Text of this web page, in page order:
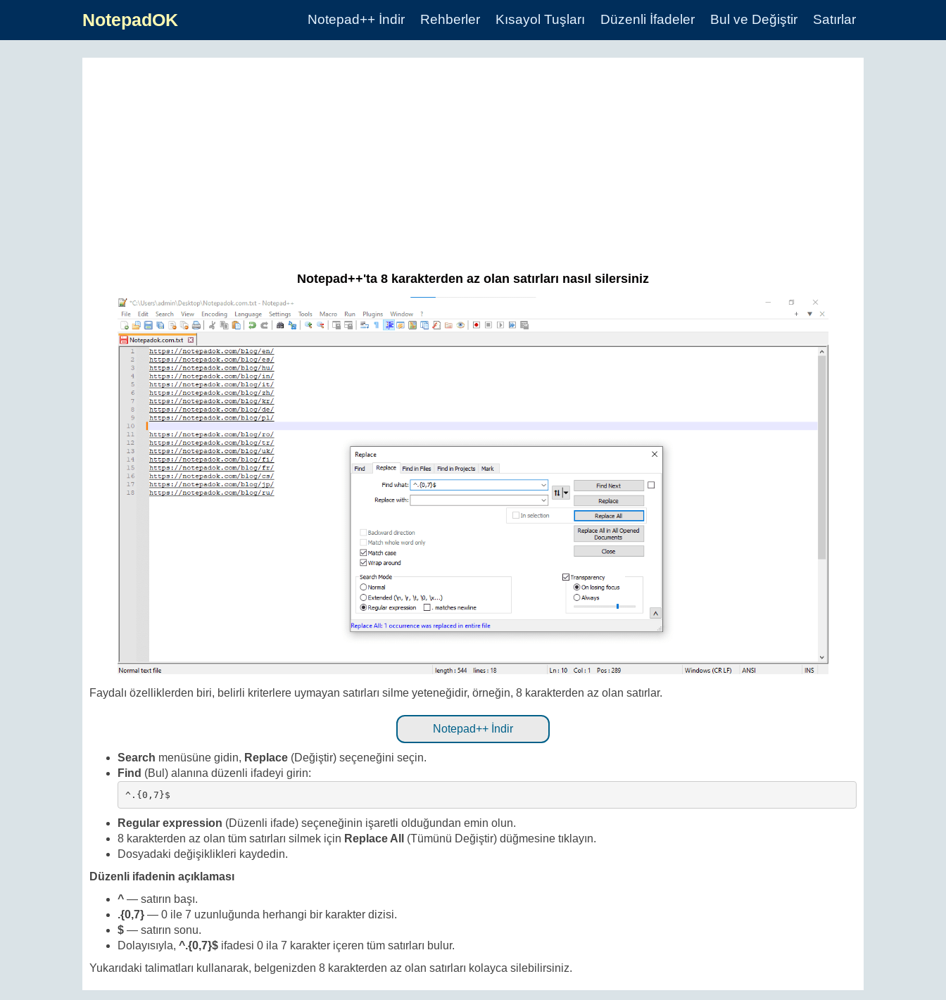
NotepadOK Notepad++ İndir Rehberler Kısayol Tuşları Düzenli İfadeler Bul ve Değiştir Satırlar
Notepad++'ta 8 karakterden az olan satırları nasıl silersiniz
Faydalı özelliklerden biri, belirli kriterlere uymayan satırları silme yeteneğidir, örneğin, 8 karakterden az olan satırlar.
Notepad++ İndir
Search menüsüne gidin, Replace (Değiştir) seçeneğini seçin.
Find (Bul) alanına düzenli ifadeyi girin:
^.{0,7}$
Regular expression (Düzenli ifade) seçeneğinin işaretli olduğundan emin olun.
8 karakterden az olan tüm satırları silmek için Replace All
(Tümünü Değiştir) düğmesine tıklayın.
Dosyadaki değişiklikleri kaydedin.
Düzenli ifadenin açıklaması
^ — satırın başı.
.{0,7} — 0 ile 7 uzunluğunda herhangi bir karakter dizisi.
$ — satırın sonu.
Dolayısıyla, ^.{0,7}$ ifadesi 0 ila 7 karakter içeren tüm satırları bulur.
Yukarıdaki talimatları kullanarak, belgenizden 8 karakterden az olan satırları kolayca silebilirsiniz.